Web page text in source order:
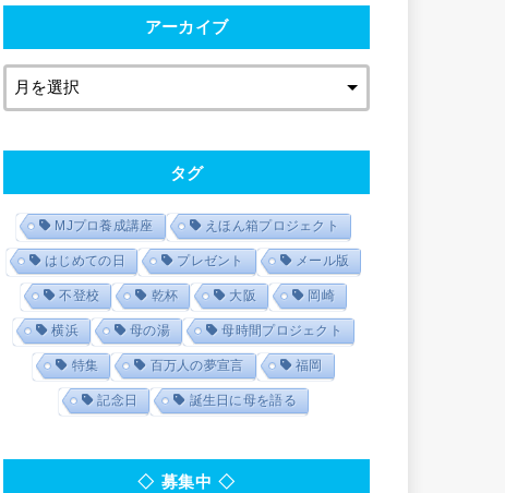
アーカイブ
タグ
MJプロ養成講座 えほん箱プロジェクト
はじめての日 プレゼント メール版
不登校 乾杯 大阪 岡崎
横浜 母の湯 母時間プロジェクト
特集 百万人の夢宣言 福岡
記念日 誕生日に母を語る
◇ 募集中 ◇